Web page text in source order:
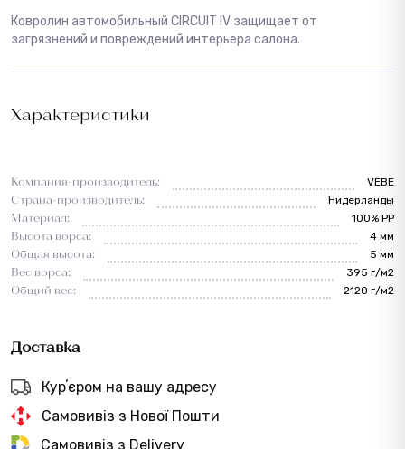
Характеристики
Компания-производитель:
VEBE
Страна-производитель:
Нидерланды
Материал:
100% PP
Высота ворса:
4 мм
Общая высота:
5 мм
Вес ворса:
395 г/м2
Общий вес:
2120 г/м2
Доставка
Курʼєром на вашу адресу
Самовивіз з Нової Пошти
Самовивіз з Delivery
Ковролин автомобильный CIRCUIT IV защищает от
загрязнений и повреждений интерьера салона.